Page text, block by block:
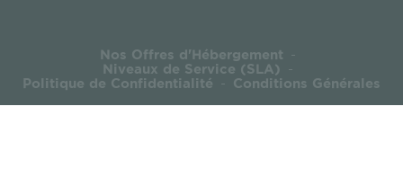
Nos Offres d'Hébergement -
Niveaux de Service (SLA) -
Politique de Confidentialité - Conditions Générales